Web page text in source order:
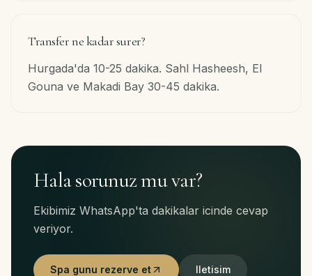
Transfer ne kadar surer?
Hurgada'da 10-25 dakika. Sahl Hasheesh, El
Gouna ve Makadi Bay 30-45 dakika.
Hala sorunuz mu var?
Ekibimiz WhatsApp'ta dakikalar icinde cevap
veriyor.
Spa gunu rezerve et Iletisim